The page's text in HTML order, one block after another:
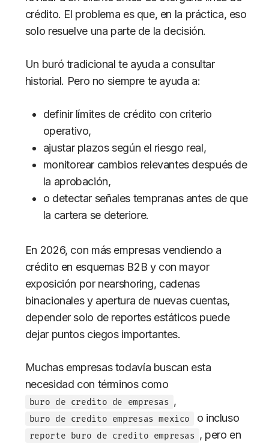
crédito. El problema es que, en la práctica, eso
solo resuelve una parte de la decisión.
Un buró tradicional te ayuda a consultar
historial. Pero no siempre te ayuda a:
definir límites de crédito con criterio
operativo,
ajustar plazos según el riesgo real,
monitorear cambios relevantes después de
la aprobación,
o detectar señales tempranas antes de que
la cartera se deteriore.
En 2026, con más empresas vendiendo a
crédito en esquemas B2B y con mayor
exposición por nearshoring, cadenas
binacionales y apertura de nuevas cuentas,
depender solo de reportes estáticos puede
dejar puntos ciegos importantes.
Muchas empresas todavía buscan esta
necesidad con términos como
buro de credito de empresas ,
buro de credito empresas mexico o incluso
reporte buro de credito empresas , pero en